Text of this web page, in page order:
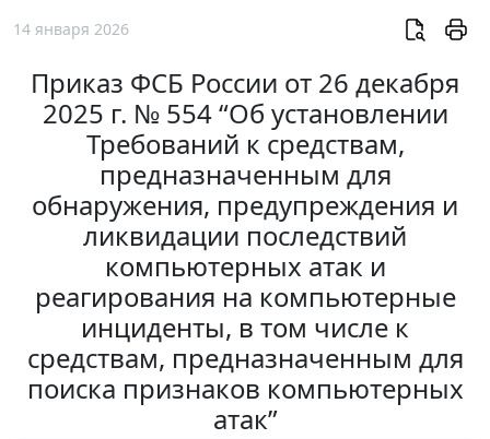
14 января 2026
Приказ ФСБ России от 26 декабря
2025 г. № 554 “Об установлении
Требований к средствам,
предназначенным для
обнаружения, предупреждения и
ликвидации последствий
компьютерных атак и
реагирования на компьютерные
инциденты, в том числе к
средствам, предназначенным для
поиска признаков компьютерных
атак”